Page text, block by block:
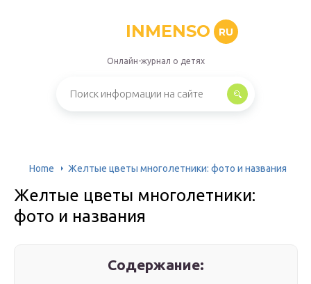
INMENSO RU
Онлайн-журнал о детях
Home Желтые цветы многолетники: фото и названия
Желтые цветы многолетники:
фото и названия
Содержание: